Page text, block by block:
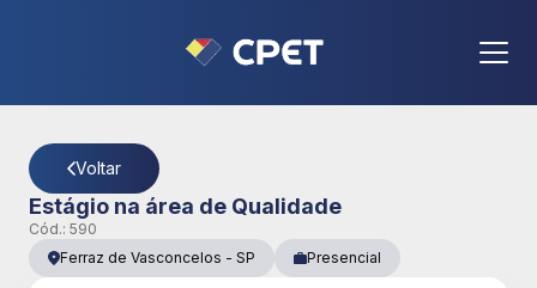
Voltar
Estágio na área de Qualidade
Cód.: 590
Ferraz de Vasconcelos - SP Presencial